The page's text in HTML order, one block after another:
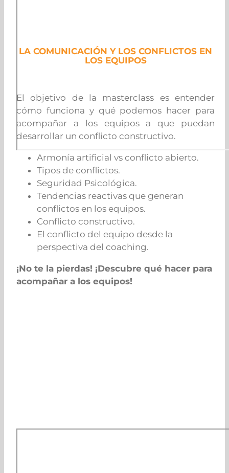
LA COMUNICACIÓN Y LOS CONFLICTOS EN
LOS EQUIPOS
El objetivo de la masterclass es entender
cómo funciona y qué podemos hacer para
acompañar a los equipos a que puedan
desarrollar un conflicto constructivo.
Armonía artificial vs conflicto abierto.
Tipos de conflictos.
Seguridad Psicológica.
Tendencias reactivas que generan
conflictos en los equipos.
Conflicto constructivo.
El conflicto del equipo desde la
perspectiva del coaching.
¡No te la pierdas! ¡Descubre qué hacer para
acompañar a los equipos!